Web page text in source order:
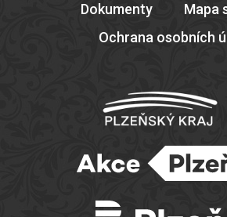
Dokumenty
Mapa
Ochrana osobních